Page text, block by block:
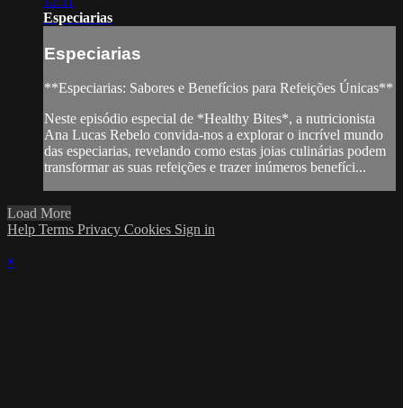
Especiarias
Especiarias
**Especiarias: Sabores e Benefícios para Refeições Únicas**
Neste episódio especial de *Healthy Bites*, a nutricionista
Ana Lucas Rebelo convida-nos a explorar o incrível mundo
das especiarias, revelando como estas joias culinárias podem
transformar as suas refeições e trazer inúmeros benefíci...
Load More
Help Terms Privacy Cookies Sign in
×